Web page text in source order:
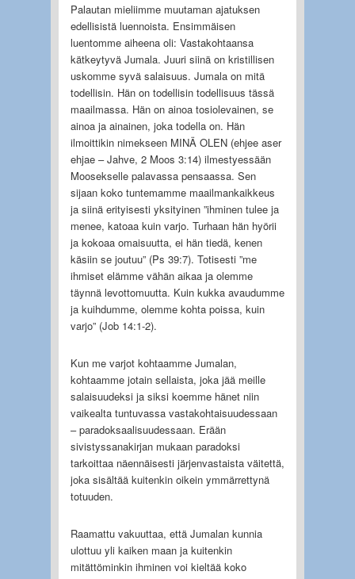
Palautan mieliimme muutaman ajatuksen
edellisistä luennoista. Ensimmäisen
luentomme aiheena oli: Vastakohtaansa
kätkeytyvä Jumala. Juuri siinä on kristillisen
uskomme syvä salaisuus. Jumala on mitä
todellisin. Hän on todellisin todellisuus tässä
maailmassa. Hän on ainoa tosiolevainen, se
ainoa ja ainainen, joka todella on. Hän
ilmoittikin nimekseen MINÄ OLEN (ehjee aser
ehjae – Jahve, 2 Moos 3:14) ilmestyessään
Moosekselle palavassa pensaassa. Sen
sijaan koko tuntemamme maailmankaikkeus
ja siinä erityisesti yksityinen ”ihminen tulee ja
menee, katoaa kuin varjo. Turhaan hän hyörii
ja kokoaa omaisuutta, ei hän tiedä, kenen
käsiin se joutuu” (Ps 39:7). Totisesti ”me
ihmiset elämme vähän aikaa ja olemme
täynnä levottomuutta. Kuin kukka avaudumme
ja kuihdumme, olemme kohta poissa, kuin
varjo” (Job 14:1-2).
Kun me varjot kohtaamme Jumalan,
kohtaamme jotain sellaista, joka jää meille
salaisuudeksi ja siksi koemme hänet niin
vaikealta tuntuvassa vastakohtaisuudessaan
– paradoksaalisuudessaan. Erään
sivistyssanakirjan mukaan paradoksi
tarkoittaa näennäisesti järjenvastaista väitettä,
joka sisältää kuitenkin oikein ymmärrettynä
totuuden.
Raamattu vakuuttaa, että Jumalan kunnia
ulottuu yli kaiken maan ja kuitenkin
mitättöminkin ihminen voi kieltää koko